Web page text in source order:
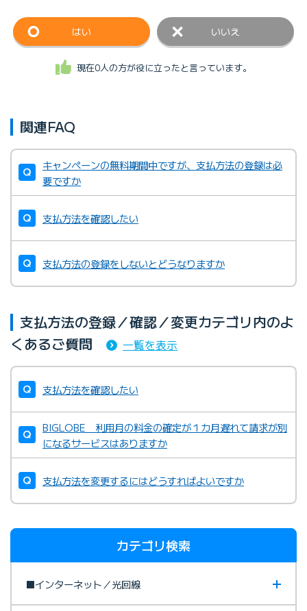
はい いいえ
現在0人の方が役に立ったと言っています。
関連FAQ
キャンペーンの無料期間中ですが、支払方法の登録は必
要ですか
支払方法を確認したい
支払方法の登録をしないとどうなりますか
支払方法の登録／確認／変更カテゴリ内のよ
くあるご質問
一覧を表示
支払方法を確認したい
BIGLOBE 利用月の料金の確定が１カ月遅れて請求が別
になるサービスはありますか
支払方法を変更するにはどうすればよいですか
カテゴリ検索
■インターネット／光回線